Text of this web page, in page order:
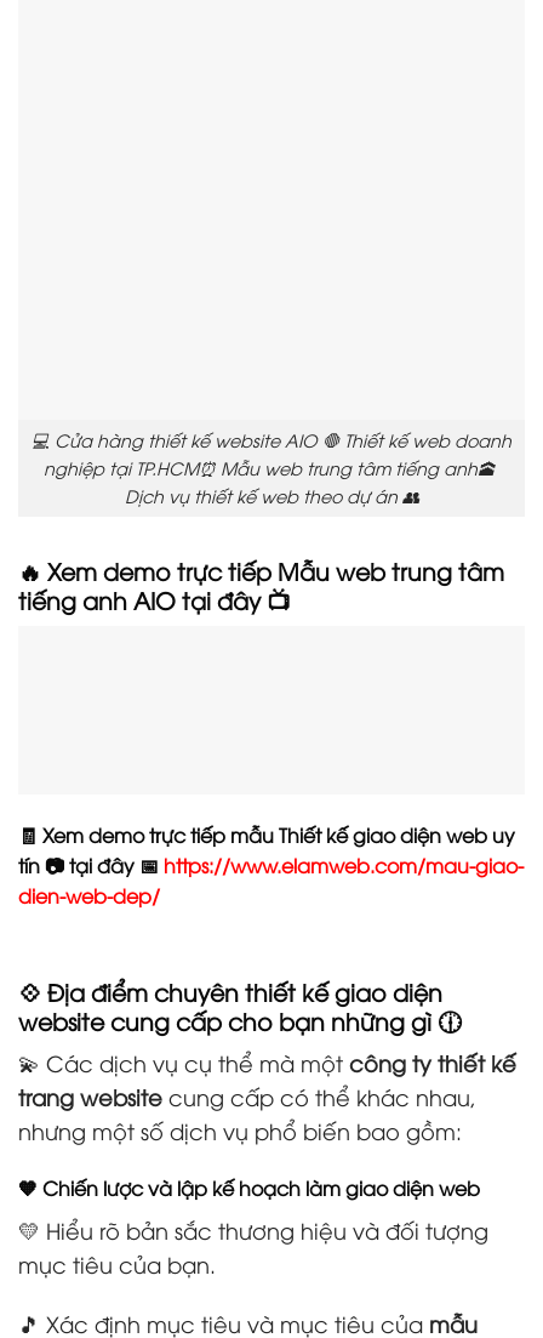
💻 Cửa hàng thiết kế website AIO 🛑 Thiết kế web doanh
nghiệp tại TP.HCM⏰ Mẫu web trung tâm tiếng anh🕋
Dịch vụ thiết kế web theo dự án 👥
🔥 Xem demo trực tiếp Mẫu web trung tâm
tiếng anh AIO tại đây 📺
🧾 Xem demo trực tiếp mẫu Thiết kế giao diện web uy
tín 📷 tại đây 📅 https://www.elamweb.com/mau-giao-
dien-web-dep/
💠 Địa điểm chuyên thiết kế giao diện
website cung cấp cho bạn những gì 🕧
💫 Các dịch vụ cụ thể mà một công ty thiết kế
trang website cung cấp có thể khác nhau,
nhưng một số dịch vụ phổ biến bao gồm:
🧡 Chiến lược và lập kế hoạch làm giao diện web
💛 Hiểu rõ bản sắc thương hiệu và đối tượng
mục tiêu của bạn.
🎵 Xác định mục tiêu và mục tiêu của mẫu